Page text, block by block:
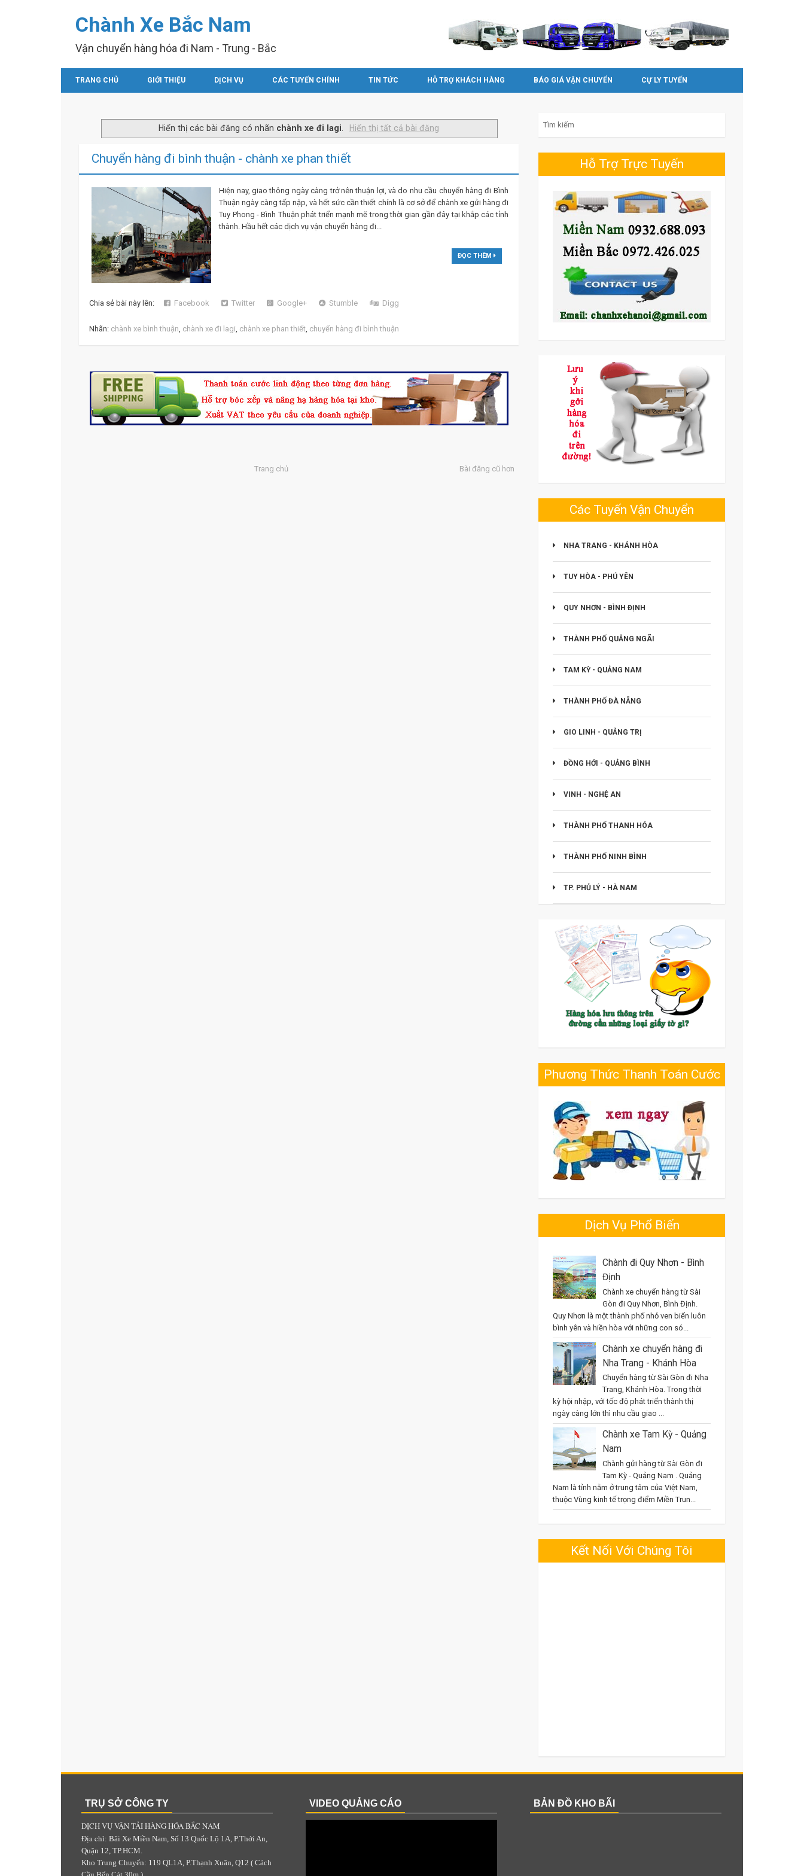
Chành Xe Bắc Nam
Vận chuyển hàng hóa đi Nam - Trung - Bắc
SKIP TO CONTENT
TRANG CHỦ GIỚI THIỆU DỊCH VỤ CÁC TUYẾN CHÍNH TIN TỨC HỖ TRỢ KHÁCH HÀNG BÁO GIÁ VẬN CHUYỂN CỰ LY TUYẾN
Hiển thị các bài đăng có nhãn chành xe đi lagi Hiển thị tất cả bài đăng
Chuyển hàng đi bình thuận - chành xe phan thiết
Hiện nay, giao thông ngày càng trở nên thuận lợi, và do nhu cầu chuyển hàng đi Bình
Thuận ngày càng tấp nập, và hết sức cần thiết chính là cơ sở để chành xe gửi hàng đi
Tuy Phong - Bình Thuận phát triển mạnh mẽ trong thời gian gần đây tại khắp các tỉnh
thành. Hầu hết các dịch vụ vận chuyển hàng đi...
ĐỌC THÊM
Chia sẻ bài này lên: Facebook Twitter Google+ Stumble Digg
Nhãn: chành xe bình thuận chành xe đi lagi chành xe phan thiết chuyển hàng đi bình thuận
Bài đăng cũ hơn
Trang chủ
Hỗ Trợ Trực Tuyến
Các Tuyến Vận Chuyển
NHA TRANG - KHÁNH HÒA
TUY HÒA - PHÚ YÊN
QUY NHƠN - BÌNH ĐỊNH
THÀNH PHỐ QUẢNG NGÃI
TAM KỲ - QUẢNG NAM
THÀNH PHỐ ĐÀ NẴNG
GIO LINH - QUẢNG TRỊ
ĐỒNG HỚI - QUẢNG BÌNH
VINH - NGHỆ AN
THÀNH PHỐ THANH HÓA
THÀNH PHỐ NINH BÌNH
TP. PHỦ LÝ - HÀ NAM
Phương Thức Thanh Toán Cước
Dịch Vụ Phổ Biến
Chành đi Quy Nhơn - Bình
Định
Chành xe chuyển hàng từ Sài
Gòn đi Quy Nhơn, Bình Định.
Quy Nhơn là một thành phố nhỏ ven biển luôn
bình yên và hiền hòa với những con só...
Chành xe chuyển hàng đi
Nha Trang - Khánh Hòa
Chuyển hàng từ Sài Gòn đi Nha
Trang, Khánh Hòa. Trong thời
kỳ hội nhập, với tốc độ phát triển thành thị
ngày càng lớn thì nhu cầu giao ...
Chành xe Tam Kỳ - Quảng
Nam
Chành gửi hàng từ Sài Gòn đi
Tam Kỳ - Quảng Nam . Quảng
Nam là tỉnh nằm ở trung tâm của Việt Nam,
thuộc Vùng kinh tế trọng điểm Miền Trun...
Kết Nối Với Chúng Tôi
TRỤ SỞ CÔNG TY
DỊCH VỤ VẬN TẢI HÀNG HÓA BẮC NAM
Địa chỉ: Bãi Xe Miền Nam, Số 13 Quốc Lộ 1A, P.Thới An,
Quận 12, TP.HCM.
Kho Trung Chuyển: 119 QL1A, P.Thạnh Xuân, Q12 ( Cách
VIDEO QUẢNG CÁO BẢN ĐỒ KHO BÃI